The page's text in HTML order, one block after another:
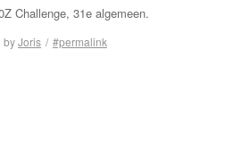
Challenge, 31e algemeen.
byJoris / #permalink